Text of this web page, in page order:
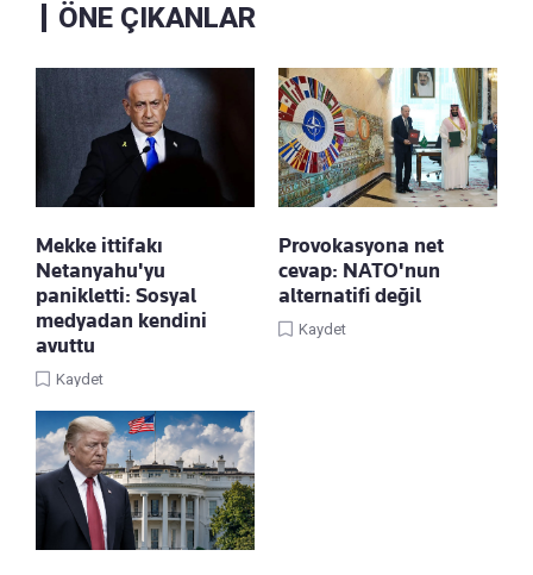
ÖNE ÇIKANLAR
Mekke ittifakı
Netanyahu'yu
panikletti: Sosyal
medyadan kendini
avuttu
Kaydet
Provokasyona net
cevap: NATO'nun
alternatifi değil
Kaydet